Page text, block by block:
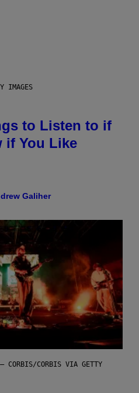
IMAGES
to Listen to if
if You Like
Galiher
– CORBIS/CORBIS VIA GETTY